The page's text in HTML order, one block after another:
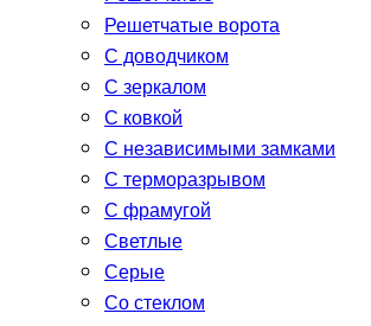
Решетчатые ворота
С доводчиком
С зеркалом
С ковкой
С независимыми замками
С терморазрывом
С фрамугой
Светлые
Серые
Со стеклом